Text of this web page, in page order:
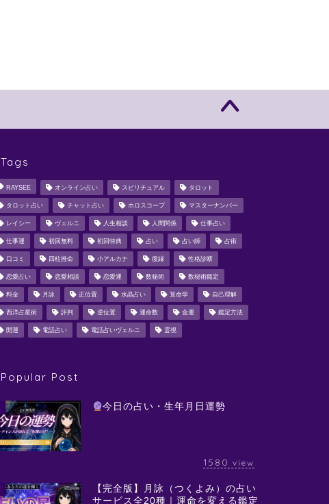
Tags
RAYSEE オンライン占い スピリチュアル タロット
タロット占い チャット占い ホロスコープ マスターナンバー
レイシー ヴェルニ 人生相談 人間関係 仕事占い
仕事運 初回無料 初回特典 占い 占い師 占術
口コミ 四柱推命 小アルカナ 復縁 性格診断
恋愛占い 恋愛相談 恋愛運 数秘術 数秘術鑑定
料金 月詠 正位置 水晶占い 算命学 自己理解
西洋占星術 評判 逆位置 運命数 金運 鑑定方法
開運 電話占い 電話占いヴェルニ 霊視
Popular Post
今日の占い・生年月日運勢
1580 view
【完全版】月詠（つくよみ）の占い
サービス全20種｜運命を変える鑑定